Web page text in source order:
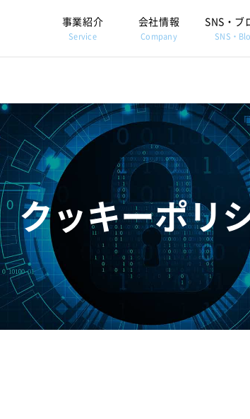
事業紹介
Service
会社情報
Company
SNS・ブ
SNS・
クッキーポリ